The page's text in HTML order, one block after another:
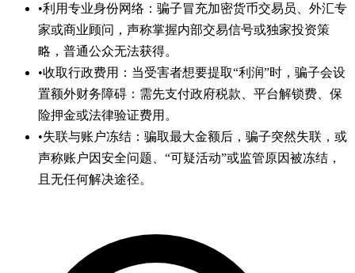
•利用专业身份网络：骗子冒充加密货币交易员、外汇专
家或商业顾问，声称掌握内部交易信号或独家投资策
略，普通公众无法获得。
•收取行政费用：当受害者想要提取“利润”时，骗子会设
置额外财务障碍：需先支付政府税款、平台解锁费、保
险押金或法律验证费用。
•失联与账户冻结：骗取最大金额后，骗子突然失联，或
声称账户因安全问题、“可疑活动”或监管原因被冻结，
且无任何解决途径。